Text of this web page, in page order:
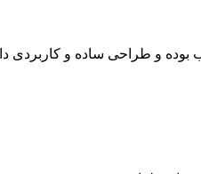
و طراحی ساده و کاربردی